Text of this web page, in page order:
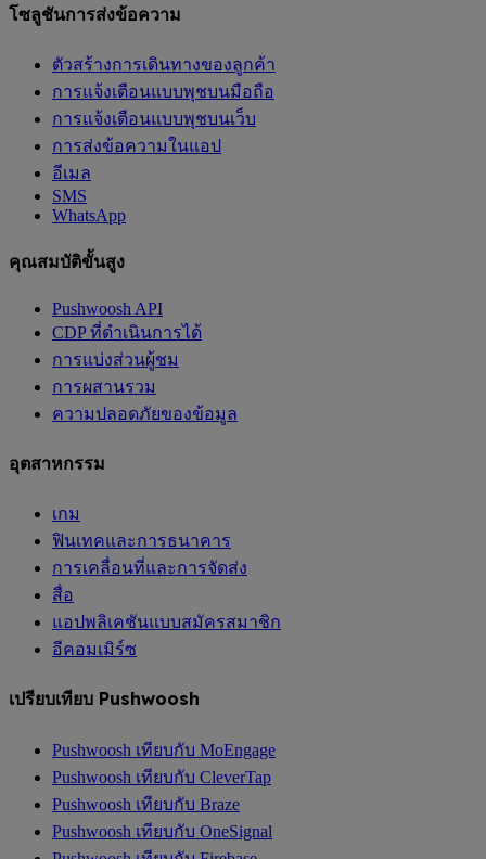
โซลูชันการส่งข้อความ
ตัวสร้างการเดินทางของลูกค้า
การแจ้งเตือนแบบพุชบนมือถือ
การแจ้งเตือนแบบพุชบนเว็บ
การส่งข้อความในแอป
อีเมล
SMS
WhatsApp
คุณสมบัติขั้นสูง
Pushwoosh API
CDP ที่ดำเนินการได้
การแบ่งส่วนผู้ชม
การผสานรวม
ความปลอดภัยของข้อมูล
อุตสาหกรรม
เกม
ฟินเทคและการธนาคาร
การเคลื่อนที่และการจัดส่ง
สื่อ
แอปพลิเคชันแบบสมัครสมาชิก
อีคอมเมิร์ซ
เปรียบเทียบ Pushwoosh
Pushwoosh เทียบกับ MoEngage
Pushwoosh เทียบกับ CleverTap
Pushwoosh เทียบกับ Braze
Pushwoosh เทียบกับ OneSignal